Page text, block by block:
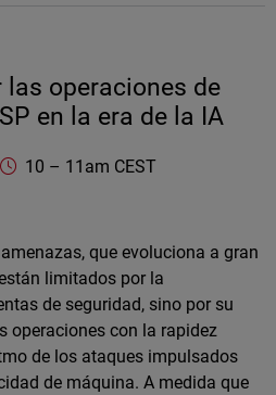
las operaciones de
en la era de la IA
https://www.watchguard.com/
10 – 11am CEST
que evoluciona a gran
limitados por la
de seguridad, sino por su
operaciones con la rapidez
de los ataques impulsados
de máquina. A medida que